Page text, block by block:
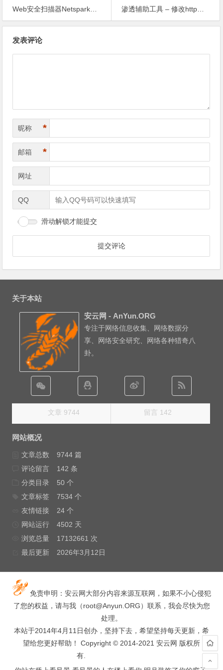
Web安全扫描器Netsparker v3.5发布
渗透辅助工具 – 修改http请求头部chrome扩展下
发表评论
昵称 *
邮箱 *
网址
QQ
滑动解锁才能提交
关于本站
安云网 - AnYun.ORG
专注于网络信息收集、网络数据分
享、网络安全研究、网络各种猎奇八
卦。
文章 9744 留言 142
网站概况
文章总数
9744 篇
评论留言
142 条
分类目录
50 个
文章标签
7534 个
友情链接
24 个
网站运行
4502 天
浏览总量
17132661 次
最后更新
2026年3月12日
免责申明：安云网大部分内容来源互联网，如果不小心侵犯
了您的权益，请与我（root@Anyun.ORG）联系，我会尽快为您
处理。
本站于2014年4月11日创办，坚持下去，希望坚持每天更新，希
望给您更好帮助！ Copyright © 2014-2021 安云网 版权所
有.